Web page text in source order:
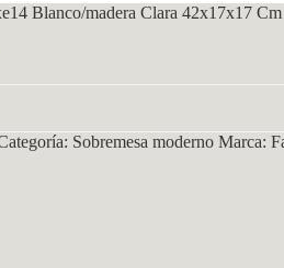
Blanco/madera Clara 42x17x17 Cm
Sobremesa moderno Marca: